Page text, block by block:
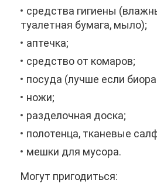
сред­ства ги­ги­е­ны
туа­лет­ная бу­ма­га, мы­ло);
ап­теч­ка;
сред­ство от ко­ма­ров;
по­су­да (луч­ше ес­ли
но­жи;
раз­де­лоч­ная дос­ка;
по­ло­тен­ца, тка­не­вые
меш­ки для му­со­ра.
Мо­гут при­го­дить­ся: